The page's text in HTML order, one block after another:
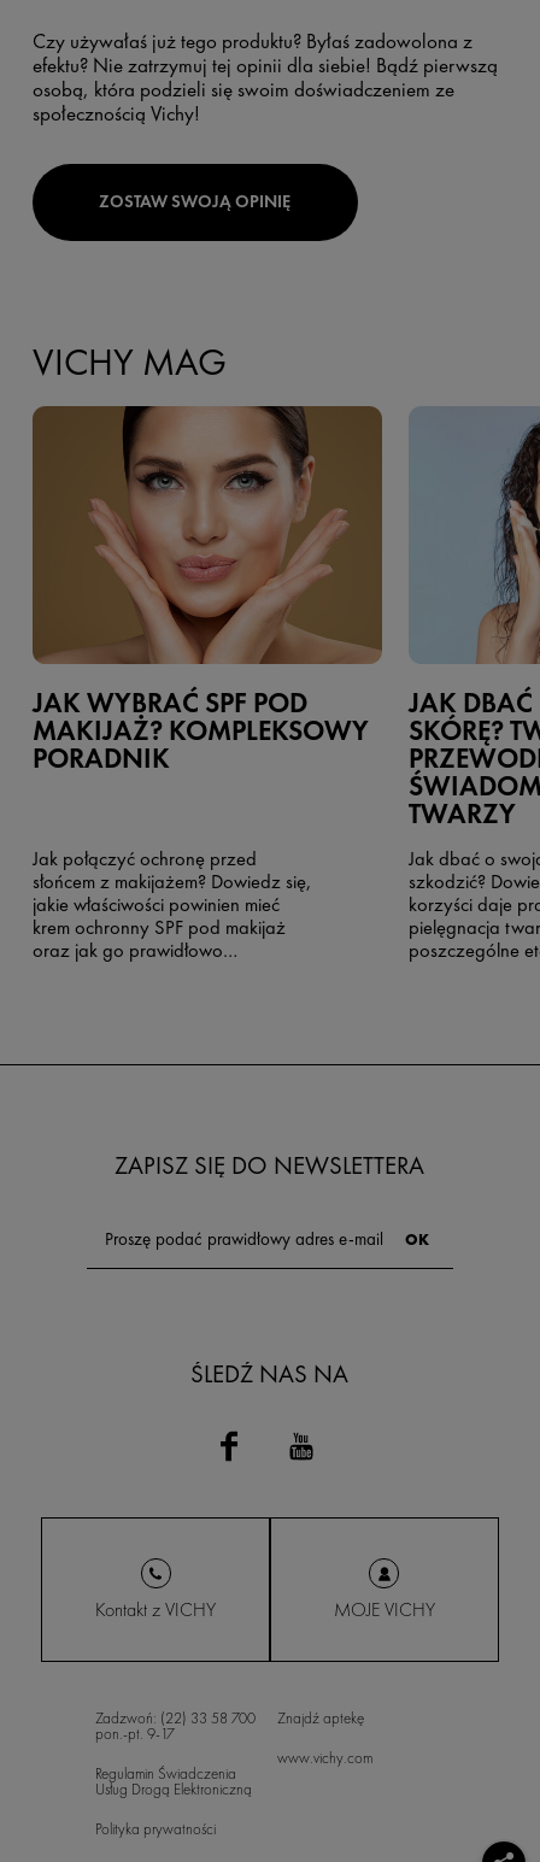
Czy używałaś już tego produktu? Byłaś zadowolona z
efektu? Nie zatrzymuj tej opinii dla siebie! Bądź pierwszą
osobą, która podzieli się swoim doświadczeniem ze
społecznością Vichy!
ZOSTAW SWOJĄ OPINIĘ
VICHY MAG
JAK WYBRAĆ SPF POD
MAKIJAŻ? KOMPLEKSOWY
PORADNIK
Jak połączyć ochronę przed
słońcem z makijażem? Dowiedz się,
jakie właściwości powinien mieć
krem ochronny SPF pod makijaż
oraz jak go prawidłowo
JAK
SKÓRĘ?
TWARZY
Jak dbać o
szkodzić?
korzyści daje
pielęgnacja
poszczególne
ZAPISZ SIĘ DO NEWSLETTERA
ŚLEDŹ NAS NA
Kontakt z VICHY MOJE VICHY
Zadzwoń: (22) 33 58 700
pon.-pt. 9-17
Regulamin Świadczenia
Usług Drogą Elektroniczną
Polityka prywatności
Znajdź aptekę
www.vichy.com